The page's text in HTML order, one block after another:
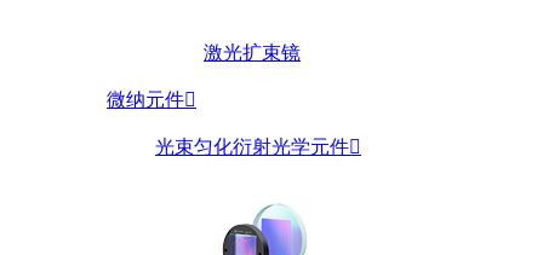
激光扩束镜
微纳元件
光束匀化衍射光学元件